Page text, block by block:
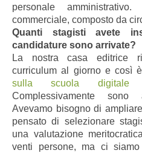
personale
commerciale, composto da
Quanti stagisti avete
candidature sono arrivate?
La nostra casa editrice
curriculum al giorno e così
sulla scuola digitale
Complessivamente
Avevamo bisogno di
pensato di selezionare
una valutazione
venti persone, ma ci